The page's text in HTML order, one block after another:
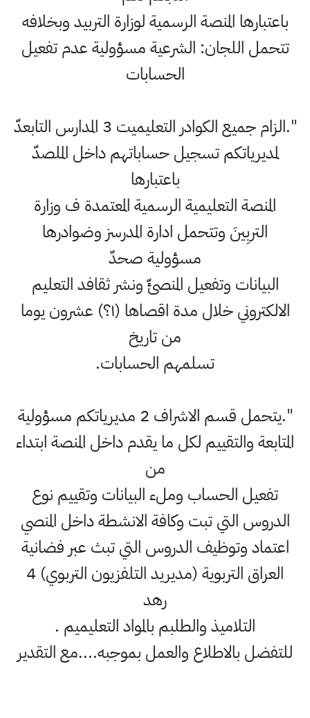
باعتبارها المنصة الرسمية لوزارة التربيد وبخلافه
تتحمل اللجان: الشرعية مسؤولية عدم تفعيل
الحسابات
".الزام جميع الكوادر التعليميت 3 المدارس التابعدّ
لمديرياتكم تسجيل حساباتهم داخل الملصدّ
باعتبارها
المنصة التعليمية الرسمية المعتمدة ف وزارة
التربِينَ وتتحمل ادارة المدرسز وضوادرها
مسؤولية صحدٌ
البيانات وتفعيل المنصئّ ونشر ثقافد التعليم
الالكتروني خلال مدة اقصاها (١؟) عشرون يوما
من تاريخ
تسلمهم الحسابات.
".يتحمل قسم الاشراف 2 مديرياتكم مسؤولية
المتابعة والتقييم لكل ما يقدم داخل المنصة ابتداء
من
تفعيل الحساب وملء البيانات وتقييم نوع
الدروس التي تبت وكافة الانشطة داخل المنصي
اعتماد وتوظيف الدروس التي تبث عبر فضانية
العراق التربوية (مديريد التلفزيون التربوي) 4
رهد
التلاميذ والطلبم بالمواد التعليميم .
للتفضل بالاطلاع والعمل بموجبه....مع التقدير